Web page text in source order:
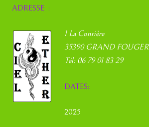
ADRESSE :
1 La Conrière
35390 GRAND
Tél: 06 79 01 83 29
DATES:
2025